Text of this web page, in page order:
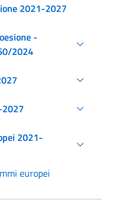
2021-2027
-
2024
2021-
europei